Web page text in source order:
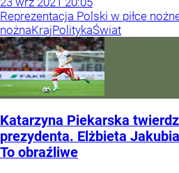
Reprezentacja Polski w piłce
nożnaKrajPolitykaŚwiat
Katarzyna Piekarska
prezydenta. Elżbieta
To obraźliwe